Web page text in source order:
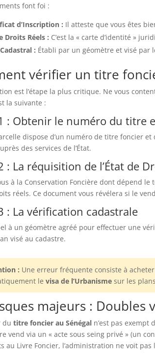
font foi :
d’Inscription : Il atteste que vous êtes
Droits Réels : C’est la « carte d’identité »
: Établi par un géomètre et visé
vérifier un titre
est l’étape la plus critique. Ne vous
la suivante :
: Obtenir le numéro du titre
dispose d’un numéro de titre foncier et
des services de l’État.
: La réquisition de l’État de
à la Conservation Foncière dont dépend
réels. Ce document vous révélera si le
: La vérification cadastrale
à un géomètre agréé pour effectuer une
visé au cadastre.
: Une erreur fréquente consiste à
levisa de l’Urbanisme sur les
majeurs : Doubles
dutitre foncier au Sénégal n’est pas
vend via un « acte sous seing privé » (un
au Livre Foncier, l’administration ne voit